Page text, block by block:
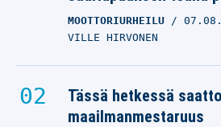
MOOTTORIURHEILU
VILLE HIRVONEN
Tässä hetkessä
maailmanmestaruus